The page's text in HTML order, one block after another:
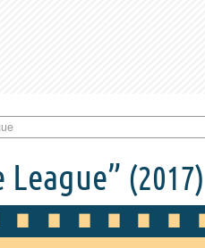
League” (2017)